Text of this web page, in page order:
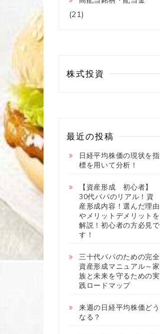
(21)
株式投資
最近の投稿
日経平均株価の現状を指
標を用いて分析！
【資産形成 初心者】
30代パパのリアル！資
産形成内容！選んだ理由
やメリットデメリットを
解説！初心者の方必見で
す！
三十代パパのための完全
資産形成マニュアル～家
族と未来を守るための実
践ロードマップ
来週の日経平均株価どう
なる？